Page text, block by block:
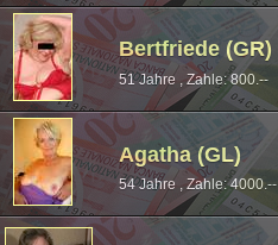
Bertfriede (GR)
51 Jahre , Zahle: 800.--
Agatha (GL)
54 Jahre , Zahle: 4000.--